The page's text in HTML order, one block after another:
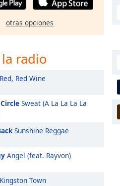
otras opciones
radio
Red, Red Wine
Sweat (A La La La La
Sunshine Reggae
Angel (feat. Rayvon)
Kingston Town